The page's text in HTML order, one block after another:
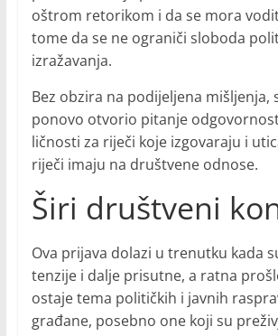
oštrom retorikom i da se mora
tome da se ne ograniči sloboda
izražavanja.
Bez obzira na podijeljena mišljenja,
ponovo otvorio pitanje
ličnosti za riječi koje izgovaraju i
riječi imaju na društvene odnose.
Širi društveni
Ova prijava dolazi u trenutku kada
tenzije i dalje prisutne, a ratna
ostaje tema političkih i javnih
građane, posebno one koji su